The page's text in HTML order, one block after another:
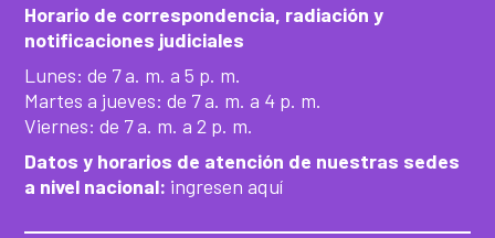
Horario de correspondencia, radiación y
notificaciones judiciales
Lunes: de 7 a. m. a 5 p. m.
Martes a jueves: de 7 a. m. a 4 p. m.
Viernes: de 7 a. m. a 2 p. m.
Datos y horarios de atención de nuestras sedes
a nivel nacional: ingresen aquí